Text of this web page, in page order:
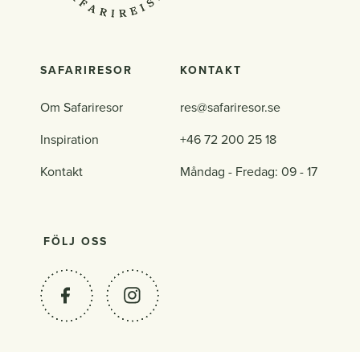
SAFARIRESOR
Om Safariresor
Inspiration
Kontakt
KONTAKT
res@safariresor.se
+46 72 200 25 18
Måndag - Fredag: 09 - 17
FÖLJ OSS